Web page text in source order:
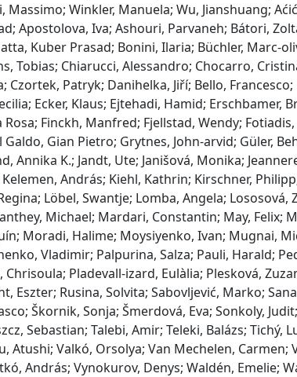
Massimo; Winkler, Manuela; Wu, Jianshuang;
Apostolova, Iva; Ashouri, Parvaneh; Bátori,
Kuber Prasad; Bonini, Ilaria; Büchler,
Tobias; Chiarucci, Alessandro; Chocarro,
Czortek, Patryk; Danihelka, Jiří; Bello,
Ecker, Klaus; Ejtehadi, Hamid;
Finckh, Manfred; Fjellstad, Wendy;
Gian Pietro; Grytnes, John‐arvid; Güler,
Annika K.; Jandt, Ute; Janišová, Monika;
András; Kiehl, Kathrin; Kirschner,
Löbel, Swantje; Lomba, Angela;
Michael; Mardari, Constantin; May, Felix;
Moradi, Halime; Moysiyenko, Ivan; Mugnai,
Vladimir; Palpurina, Salza; Pauli, Harald;
Chrisoula; Pladevall‐izard, Eulàlia; Plesková,
Eszter; Rusina, Solvita; Sabovljević, Marko;
Škornik, Sonja; Šmerdová, Eva; Sonkoly,
Sebastian; Talebi, Amir; Teleki, Balázs;
Atushi; Valkó, Orsolya; Van Mechelen, Carmen;
András; Vynokurov, Denys; Waldén, Emelie;